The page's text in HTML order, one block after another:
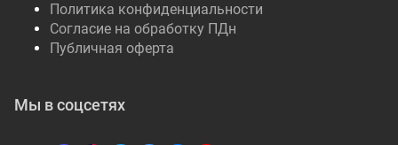
Политика конфиденциальности
Согласие на обработку ПДн
Публичная оферта
Мы в соцсетях